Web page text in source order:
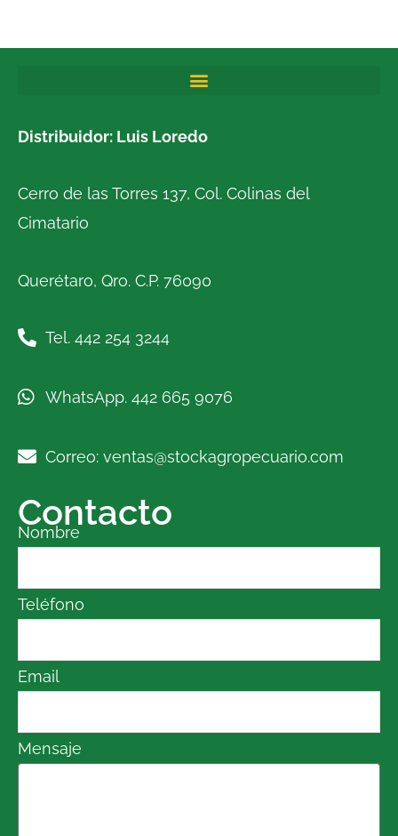
Distribuidor: Luis Loredo
Cerro de las Torres 137, Col. Colinas del
Cimatario
Querétaro, Qro. C.P. 76090
Tel. 442 254 3244
WhatsApp. 442 665 9076
Correo: ventas@stockagropecuario.com
Contacto
Nombre
Teléfono
Email
Mensaje